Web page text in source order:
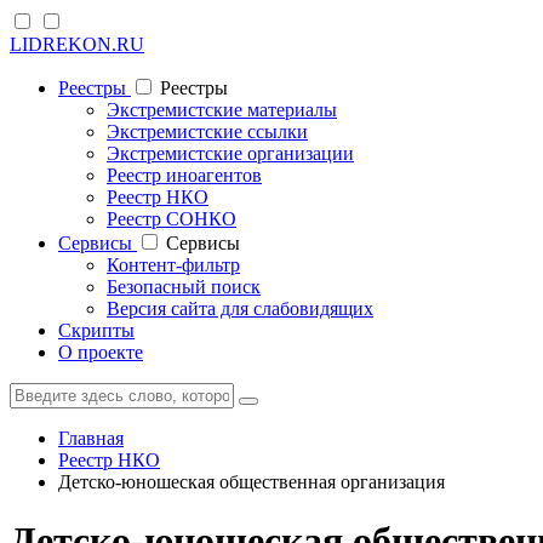
LIDREKON.RU
Реестры
Реестры
Экстремистские материалы
Экстремистские ссылки
Экстремистские организации
Реестр иноагентов
Реестр НКО
Реестр СОНКО
Cервисы
Cервисы
Контент-фильтр
Безопасный поиск
Версия сайта для слабовидящих
Скрипты
О проекте
Главная
Реестр НКО
Детско-юношеская общественная организация